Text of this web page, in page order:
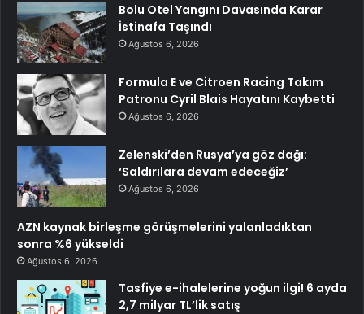
Bolu Otel Yangını Davasında Karar
İstinafa Taşındı
Ağustos 6, 2026
Formula E ve Citroen Racing Takım
Patronu Cyril Blais Hayatını Kaybetti
Ağustos 6, 2026
Zelenski’den Rusya’ya göz dağı:
‘Saldırılara devam edeceğiz’
Ağustos 6, 2026
AZN kaynak birleşme görüşmelerini yalanladıktan
sonra %6 yükseldi
Ağustos 6, 2026
Tasfiye e-ihalelerine yoğun ilgi! 6 ayda
2,7 milyar TL’lik satış